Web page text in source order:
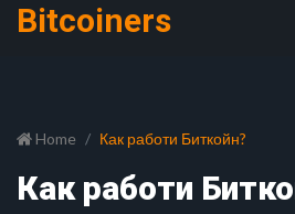
Bitcoiners
Home Как работи Биткойн?
Как работи